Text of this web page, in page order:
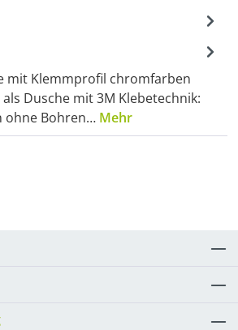
mit Klemmprofil chromfarben
Dusche mit 3M Klebetechnik:
ohne Bohren… Mehr